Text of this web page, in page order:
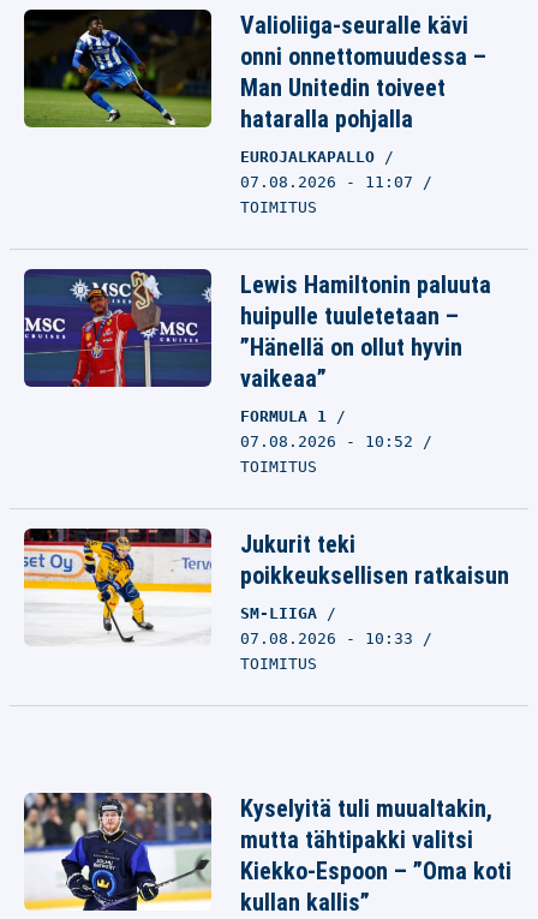
Valioliiga-seuralle kävi
onni onnettomuudessa –
Man Unitedin toiveet
hataralla pohjalla
EUROJALKAPALLO
07.08.2026 - 11:07
TOIMITUS
Lewis Hamiltonin paluuta
huipulle tuuletetaan –
”Hänellä on ollut hyvin
vaikeaa”
FORMULA 1
07.08.2026 - 10:52
TOIMITUS
Jukurit teki
poikkeuksellisen ratkaisun
SM-LIIGA
07.08.2026 - 10:33
TOIMITUS
Kyselyitä tuli muualtakin,
mutta tähtipakki valitsi
Kiekko-Espoon – ”Oma koti
kullan kallis”